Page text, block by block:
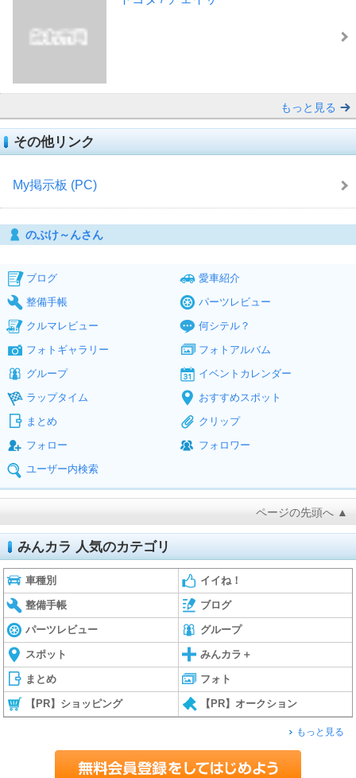
もっと見る
その他リンク
My掲示板 (PC)
のぶけ～んさん
ブログ
愛車紹介
整備手帳
パーツレビュー
クルマレビュー
何シテル？
フォトギャラリー
フォトアルバム
グループ
イベントカレンダー
ラップタイム
おすすめスポット
まとめ
クリップ
フォロー
フォロワー
ユーザー内検索
ページの先頭へ ▲
みんカラ 人気のカテゴリ
車種別 イイね！
整備手帳 ブログ
パーツレビュー グループ
スポット みんカラ＋
まとめ フォト
【PR】ショッピング 【PR】オークション
もっと見る